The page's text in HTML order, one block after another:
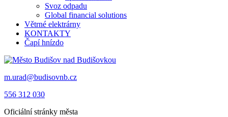
Svoz odpadu
Global financial solutions
Větrné elektrárny
KONTAKTY
Čapí hnízdo
m.urad@budisovnb.cz
556 312 030
Oficiální stránky města